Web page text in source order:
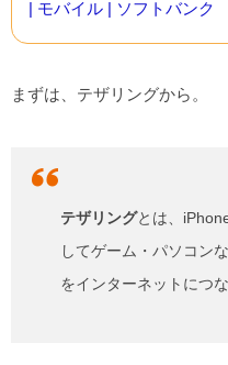
| モバイル | ソフトバンク
まずは、テザリングから。
テザリングとは、
してゲーム・パソコン
をインターネットにつ